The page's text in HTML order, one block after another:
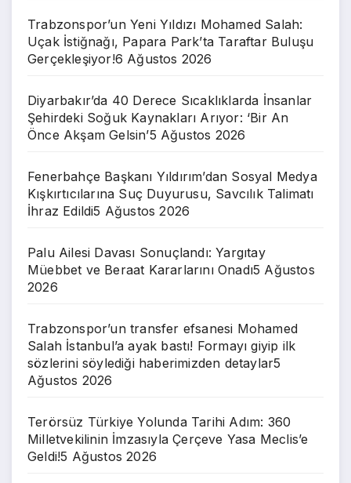
Trabzonspor’un Yeni Yıldızı Mohamed Salah:
Uçak İstiğnağı, Papara Park’ta Taraftar Buluşu
Gerçekleşiyor!6 Ağustos 2026
Diyarbakır’da 40 Derece Sıcaklıklarda İnsanlar
Şehirdeki Soğuk Kaynakları Arıyor: ‘Bir An
Önce Akşam Gelsin’5 Ağustos 2026
Fenerbahçe Başkanı Yıldırım’dan Sosyal Medya
Kışkırtıcılarına Suç Duyurusu, Savcılık Talimatı
İhraz Edildi5 Ağustos 2026
Palu Ailesi Davası Sonuçlandı: Yargıtay
Müebbet ve Beraat Kararlarını Onadı5 Ağustos
2026
Trabzonspor’un transfer efsanesi Mohamed
Salah İstanbul’a ayak bastı! Formayı giyip ilk
sözlerini söylediği haberimizden detaylar5
Ağustos 2026
Terörsüz Türkiye Yolunda Tarihi Adım: 360
Milletvekilinin İmzasıyla Çerçeve Yasa Meclis’e
Geldi!5 Ağustos 2026